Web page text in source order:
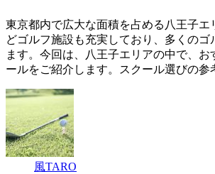
東京都内で広大な面積を占める八王子エ
どゴルフ施設も充実しており、多くのゴ
ます。今回は、八王子エリアの中で、お
ールをご紹介します。スクール選びの参
風TARO